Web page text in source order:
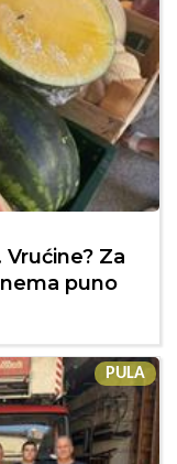
Za
puno
PULA